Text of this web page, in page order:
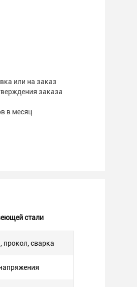
или на заказ
заказа
в месяц
стали
прокол, сварка